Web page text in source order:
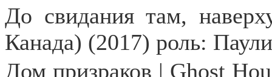
До свидания там,
Канада) (2017) роль:
Дом призраков | Ghost